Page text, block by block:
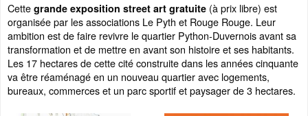
Cette grande exposition street art gratuite (à prix libre) est
organisée par les associations Le Pyth et Rouge Rouge. Leur
ambition est de faire revivre le quartier Python-Duvernois avant sa
transformation et de mettre en avant son histoire et ses habitants.
Les 17 hectares de cette cité construite dans les années cinquante
va être réaménagé en un nouveau quartier avec logements,
bureaux, commerces et un parc sportif et paysager de 3 hectares.